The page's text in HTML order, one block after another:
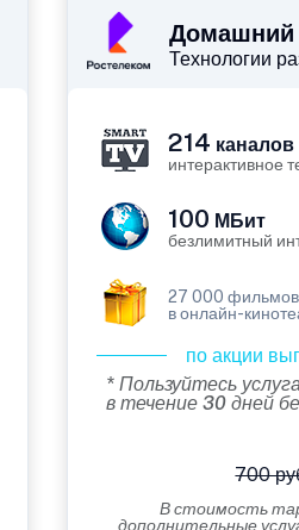
Домашний
Технологии
214 каналов
интерактивное
100 МБит
безлимитный
27 000 фильмов
в онлайн-
по акции
* Пользуйтесь
в течение 30 дней
700
В стоимость
дополнительные